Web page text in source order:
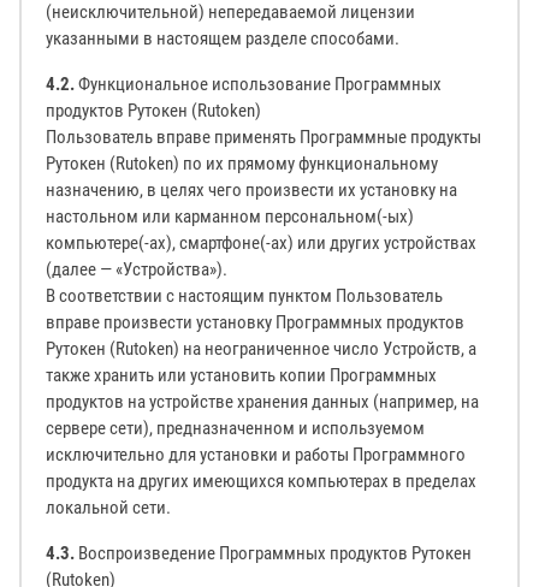
(неисключительной) непередаваемой лицензии
указанными в настоящем разделе способами.
4.2.Функциональное использование Программных
продуктов Рутокен (Rutoken)
Пользователь вправе применять Программные продукты
Рутокен (Rutoken) по их прямому функциональному
назначению, в целях чего произвести их установку на
настольном или карманном персональном(-ых)
компьютере(-ах), смартфоне(-ах) или других устройствах
(далее — «Устройства»).
В соответствии с настоящим пунктом Пользователь
вправе произвести установку Программных продуктов
Рутокен (Rutoken) на неограниченное число Устройств, а
также хранить или установить копии Программных
продуктов на устройстве хранения данных (например, на
сервере сети), предназначенном и используемом
исключительно для установки и работы Программного
продукта на других имеющихся компьютерах в пределах
локальной сети.
4.3. Воспроизведение Программных продуктов Рутокен
(Rutoken)